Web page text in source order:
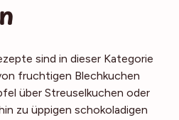
sind in dieser Kategorie
fruchtigen Blechkuchen
über Streuselkuchen oder
zu üppigen schokoladigen